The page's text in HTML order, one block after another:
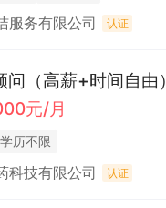
服务有限公司 认证
问（高薪+时间自由）
元/月
学历不限
科技有限公司 认证